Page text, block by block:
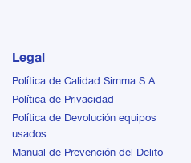
Legal
Política de Calidad Simma S.A
Política de Privacidad
Política de Devolución equipos
usados
Manual de Prevención del Delito